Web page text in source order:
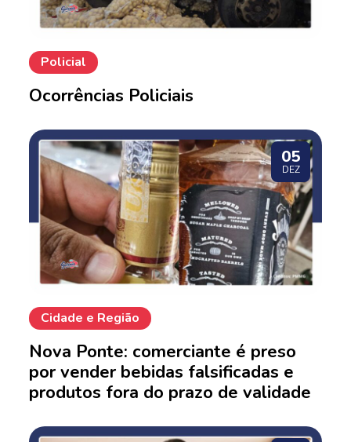
Policial
Ocorrências Policiais
05
DEZ
Cidade e Região
Nova Ponte: comerciante é preso
por vender bebidas falsificadas e
produtos fora do prazo de validade